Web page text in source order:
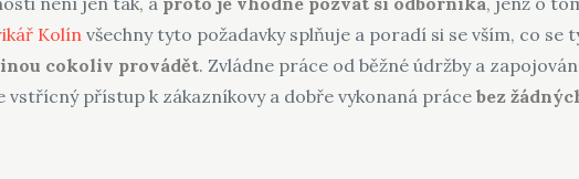
Kolínvšechny tyto požadavky splňuje a poradí si se vším, co
cokoliv provádět. Zvládne práce od běžné údržby a
přístup k zákazníkovy a dobře vykonaná práce bez